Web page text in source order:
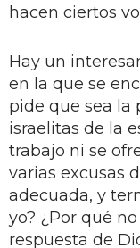
hacen ciertos
Hay un
en la que se
pide que sea la
israelitas de la
trabajo ni se
varias excusas
adecuada, y
yo? ¿Por qué
respuesta de